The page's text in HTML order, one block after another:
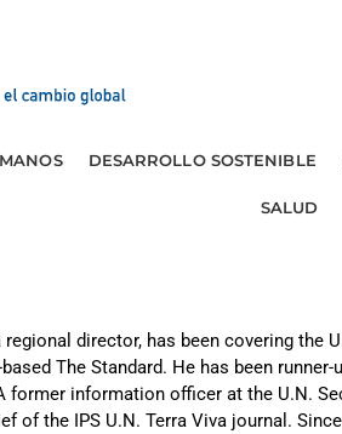
DESARROLLO SOSTENIBLE
SALUD
director, has been covering
The Standard. He has been
information officer at the U.N.
the IPS U.N. Terra Viva journal.